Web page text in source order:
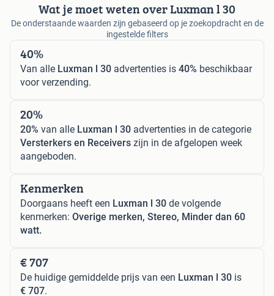
Wat je moet weten over Luxman l 30
De onderstaande waarden zijn gebaseerd op je zoekopdracht en de
ingestelde filters
40%
Van alle Luxman l 30 advertenties is 40% beschikbaar
voor verzending.
20%
20% van alle Luxman l 30 advertenties in de categorie
Versterkers en Receivers zijn in de afgelopen week
aangeboden.
Kenmerken
Doorgaans heeft een Luxman l 30 de volgende
kenmerken: Overige merken, Stereo, Minder dan 60
watt.
€ 707
De huidige gemiddelde prijs van een Luxman l 30 is
€ 707.